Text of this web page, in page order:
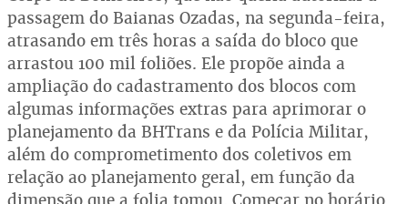
passagem do Baianas Ozadas, na segunda-feira,
atrasando em três horas a saída do bloco que
arrastou 100 mil foliões. Ele propõe ainda a
ampliação do cadastramento dos blocos com
algumas informações extras para aprimorar o
planejamento da BHTrans e da Polícia Militar,
além do comprometimento dos coletivos em
relação ao planejamento geral, em função da
dimensão que a folia tomou. Começar no horário